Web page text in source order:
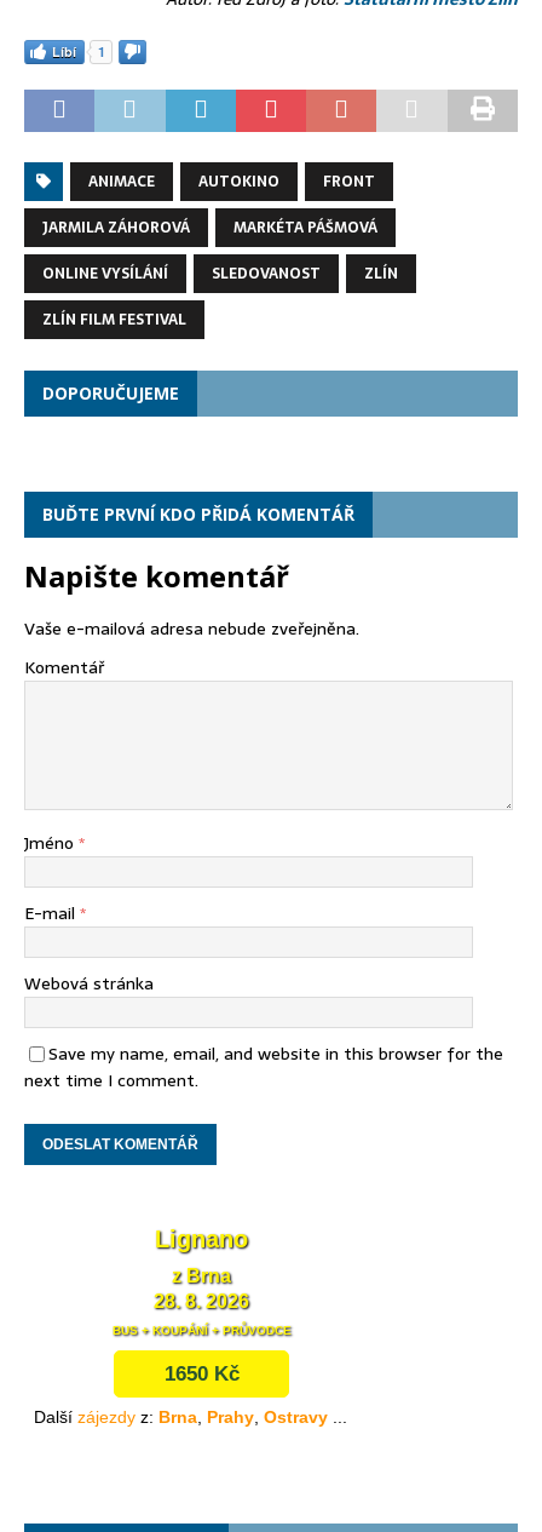
Líbí 1
ANIMACE AUTOKINO
FRONT
JARMILA ZÁHOROVÁ
MARKÉTA PÁŠMOVÁ
ONLINE VYSÍLÁNÍ
SLEDOVANOST
ZLÍN
ZLÍN FILM FESTIVAL
DOPORUČUJEME
BUĎTE PRVNÍ KDO PŘIDÁ KOMENTÁŘ
Napište komentář
Vaše e-mailová adresa nebude zveřejněna.
Komentář
Jméno *
E-mail *
Webová stránka
Save my name, email, and website in this browser for the
next time I comment.